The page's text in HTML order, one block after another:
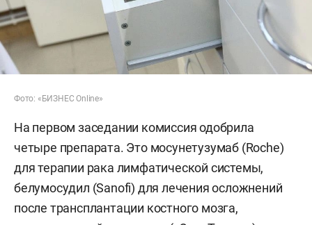
Фото: «БИЗНЕС Online»
На первом заседании комиссия одобрила
четыре препарата. Это мосунетузумаб (Roche)
для терапии рака лимфатической системы,
белумосудил (Sanofi) для лечения осложнений
после трансплантации костного мозга,